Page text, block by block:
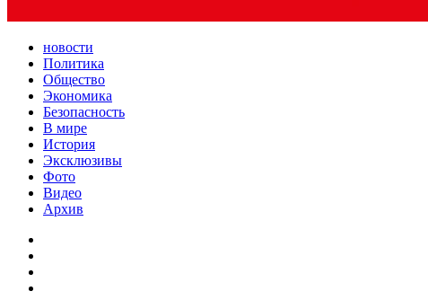
новости
Политика
Общество
Экономика
Безопасность
В мире
История
Эксклюзивы
Фото
Видео
Архив